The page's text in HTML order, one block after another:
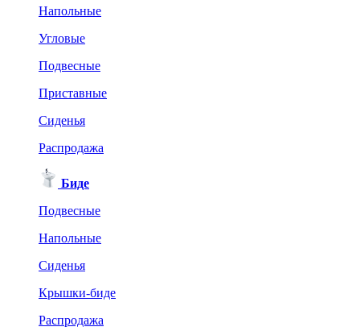
Напольные
Угловые
Подвесные
Приставные
Сиденья
Распродажа
Биде
Подвесные
Напольные
Сиденья
Крышки-биде
Распродажа